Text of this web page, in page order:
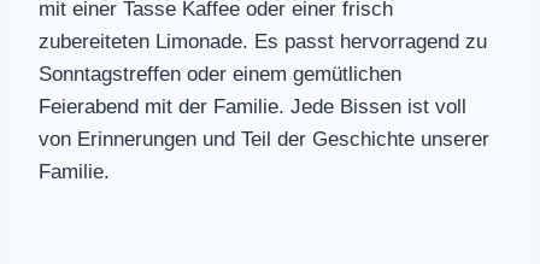
mit einer Tasse Kaffee oder einer frisch
zubereiteten Limonade. Es passt hervorragend zu
Sonntagstreffen oder einem gemütlichen
Feierabend mit der Familie. Jede Bissen ist voll
von Erinnerungen und Teil der Geschichte unserer
Familie.